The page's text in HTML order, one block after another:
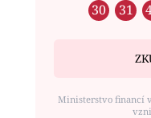
30 31
Ministerstvo financí